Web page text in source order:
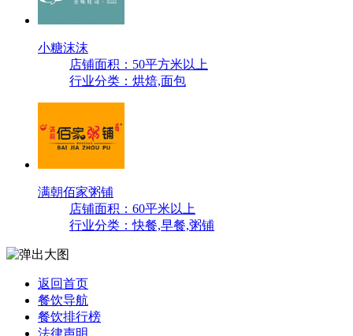
小糖沫沫
店铺面积：50平方米以上
行业分类：烘焙,面包
满朝佰家粥铺
店铺面积：60平米以上
行业分类：快餐,早餐,粥铺
返回首页
餐饮导航
餐饮排行榜
法律声明